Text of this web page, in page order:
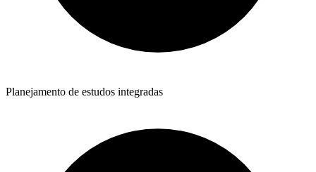
Planejamento de estudos integradas